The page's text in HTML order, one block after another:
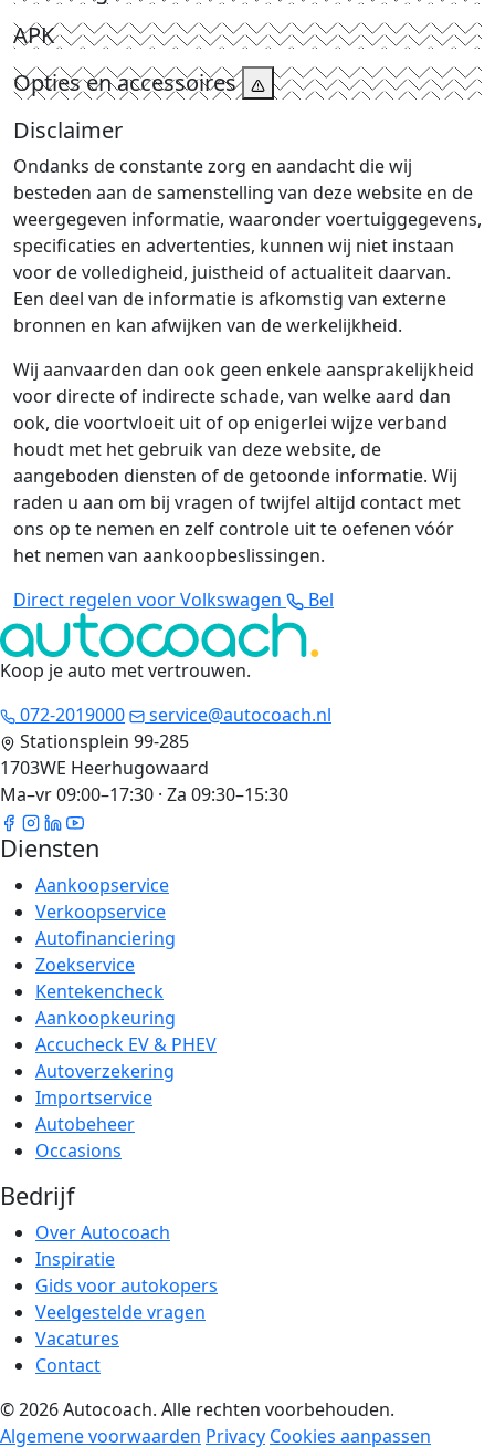
APK
Opties en accessoires
Disclaimer
Ondanks de constante zorg en aandacht die wij
besteden aan de samenstelling van deze website en de
weergegeven informatie, waaronder voertuiggegevens,
specificaties en advertenties, kunnen wij niet instaan
voor de volledigheid, juistheid of actualiteit daarvan.
Een deel van de informatie is afkomstig van externe
bronnen en kan afwijken van de werkelijkheid.
Wij aanvaarden dan ook geen enkele aansprakelijkheid
voor directe of indirecte schade, van welke aard dan
ook, die voortvloeit uit of op enigerlei wijze verband
houdt met het gebruik van deze website, de
aangeboden diensten of de getoonde informatie. Wij
raden u aan om bij vragen of twijfel altijd contact met
ons op te nemen en zelf controle uit te oefenen vóór
het nemen van aankoopbeslissingen.
Direct regelen voor Volkswagen
Bel
Koop je auto met vertrouwen.
072-2019000
service@autocoach.nl
Stationsplein 99-285
1703WE Heerhugowaard
Ma–vr 09:00–17:30 · Za 09:30–15:30
Diensten
Aankoopservice
Verkoopservice
Autofinanciering
Zoekservice
Kentekencheck
Aankoopkeuring
Accucheck EV & PHEV
Autoverzekering
Importservice
Autobeheer
Occasions
Bedrijf
Over Autocoach
Inspiratie
Gids voor autokopers
Veelgestelde vragen
Vacatures
Contact
© 2026 Autocoach. Alle rechten voorbehouden.
Algemene voorwaarden Privacy Cookies aanpassen